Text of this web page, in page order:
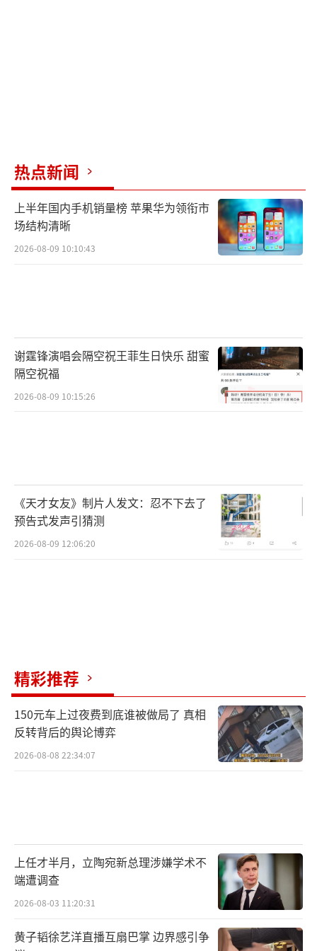
热点新闻
上半年国内手机销量榜 苹果华为领衔市
场结构清晰
2026-08-09 10:10:43
谢霆锋演唱会隔空祝王菲生日快乐 甜蜜
隔空祝福
2026-08-09 10:15:26
《天才女友》制片人发文：忍不下去了
预告式发声引猜测
2026-08-09 12:06:20
精彩推荐
150元车上过夜费到底谁被做局了 真相
反转背后的舆论博弈
2026-08-08 22:34:07
上任才半月，立陶宛新总理涉嫌学术不
端遭调查
2026-08-03 11:20:31
黄子韬徐艺洋直播互扇巴掌 边界感引争